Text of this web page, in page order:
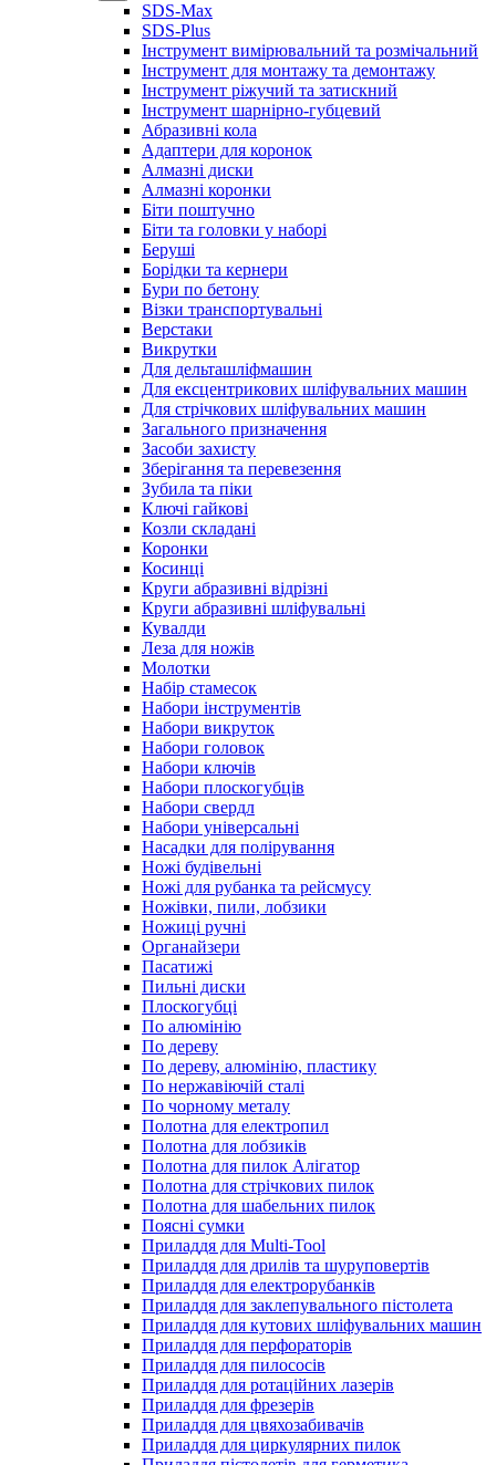
SDS-Max
SDS-Plus
Інструмент вимірювальний та розмічальний
Інструмент для монтажу та демонтажу
Інструмент ріжучий та затискний
Інструмент шарнірно-губцевий
Абразивні кола
Адаптери для коронок
Алмазні диски
Алмазні коронки
Біти поштучно
Біти та головки у наборі
Беруші
Борідки та кернери
Бури по бетону
Візки транспортувальні
Верстаки
Викрутки
Для дельташліфмашин
Для ексцентрикових шліфувальних машин
Для стрічкових шліфувальних машин
Загального призначення
Засоби захисту
Зберігання та перевезення
Зубила та піки
Ключі гайкові
Козли складані
Коронки
Косинці
Круги абразивні відрізні
Круги абразивні шліфувальні
Кувалди
Леза для ножів
Молотки
Набір стамесок
Набори інструментів
Набори викруток
Набори головок
Набори ключів
Набори плоскогубців
Набори свердл
Набори універсальні
Насадки для полірування
Ножі будівельні
Ножі для рубанка та рейсмусу
Ножівки, пили, лобзики
Ножиці ручні
Органайзери
Пасатижі
Пильні диски
Плоскогубці
По алюмінію
По дереву
По дереву, алюмінію, пластику
По нержавіючій сталі
По чорному металу
Полотна для електропил
Полотна для лобзиків
Полотна для пилок Алігатор
Полотна для стрічкових пилок
Полотна для шабельних пилок
Поясні сумки
Приладдя для Multi-Tool
Приладдя для дрилів та шуруповертів
Приладдя для електрорубанків
Приладдя для заклепувального пістолета
Приладдя для кутових шліфувальних машин
Приладдя для перфораторів
Приладдя для пилососів
Приладдя для ротаційних лазерів
Приладдя для фрезерів
Приладдя для цвяхозабивачів
Приладдя для циркулярних пилок